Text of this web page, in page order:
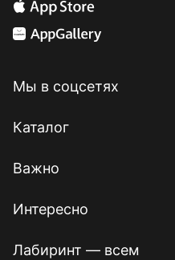
Мы в соцсетях
Каталог
Важно
Интересно
Лабиринт — всем